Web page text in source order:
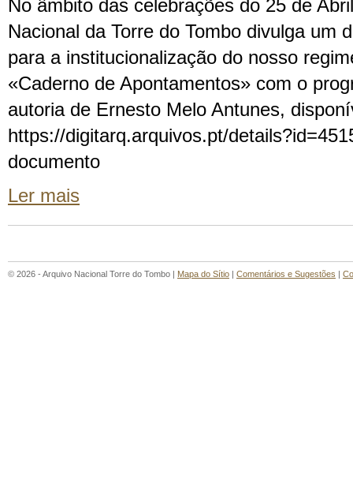
No âmbito das celebrações do 25 de
Nacional da Torre do Tombo divulga um
para a institucionalização do nosso
«Caderno de Apontamentos» com o
autoria de Ernesto Melo Antunes,
https://digitarq.arquivos.pt/
documento
Ler mais
© 2026 - Arquivo Nacional Torre do Tombo | Mapa do Sítio | Comentários e Sugestões |